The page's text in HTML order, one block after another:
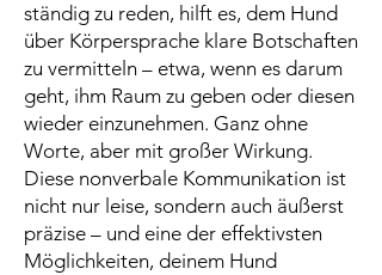
ständig zu reden, hilft es, dem Hund
über Körpersprache klare Botschaften
zu vermitteln – etwa, wenn es darum
geht, ihm Raum zu geben oder diesen
wieder einzunehmen. Ganz ohne
Worte, aber mit großer Wirkung.
Diese nonverbale Kommunikation ist
nicht nur leise, sondern auch äußerst
präzise – und eine der effektivsten
Möglichkeiten, deinem Hund